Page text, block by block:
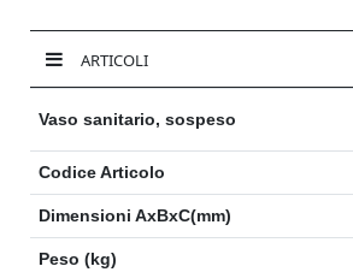
ARTICOLI
Vaso sanitario, sospeso
Codice Articolo
Dimensioni AxBxC(mm)
Peso (kg)